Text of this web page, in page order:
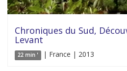
Chroniques du Sud,
Levant
22 min ' | France | 2013